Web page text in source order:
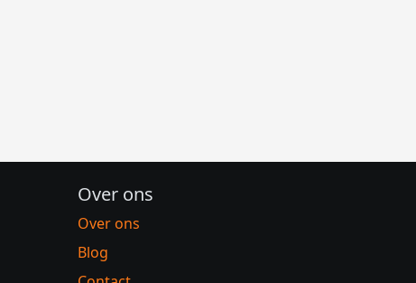
Over ons
Over ons
Blog